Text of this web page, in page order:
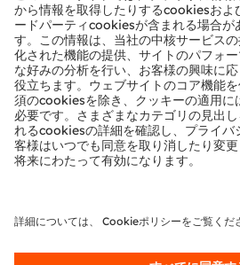
https://www.arrow.com/
連絡先
オフィス
欧州
Arrow
オフィス